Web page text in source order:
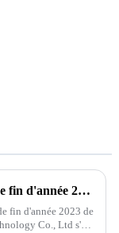
Dîner de fin d'année 2023 de Jieyo Technology Co., Ltd.
fin d'année 2023 de
Co., Ltd s'est